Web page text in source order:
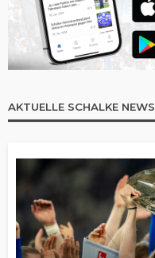
AKTUELLE SCHALKE NEWS